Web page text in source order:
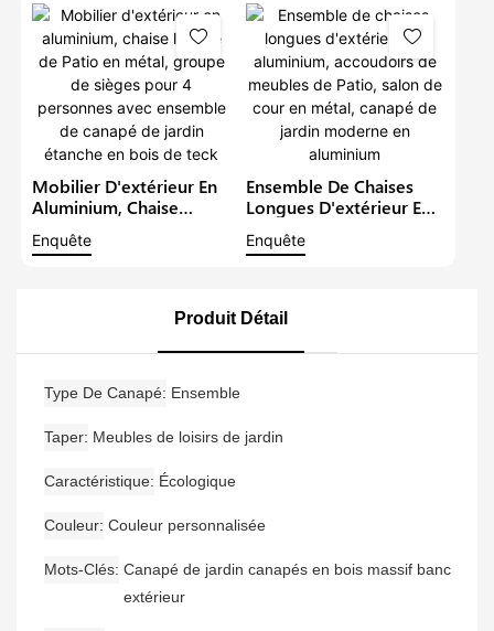
Métal Imperméable
Extérieur Avec Coussins
Canapé De Jardin
Piscine, Lit De Repos En
Métal, Style Loisirs
Mobilier D'extérieur En
Aluminium, Chaise
Métal, Groupe De
Étanche En Bois De Teck
Enquête
Ensemble De Chaises
Longues D'extérieur En
De Meubles De Patio,
Moderne En Aluminium
Enquête
Produit Détail
Type De Canapé Ensemble
Taper Meubles de loisirs de jardin
Caractéristique Écologique
Couleur Couleur personnalisée
Mots-Clés Canapé de jardin canapés en bois massif banc
extérieur